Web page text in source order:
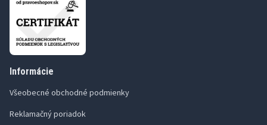
Informácie
Všeobecné obchodné podmienky
Reklamačný poriadok